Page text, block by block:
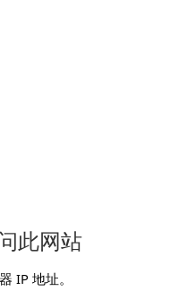
此网站
IP 地址。